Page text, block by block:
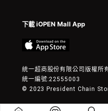
下載 iOPEN Mall App
統一超商股份有限公司版權所
統一編號:22555003
© 2023 President Chain